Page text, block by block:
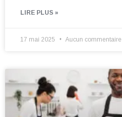
LIRE PLUS »
17 mai 2025 Aucun commentaire